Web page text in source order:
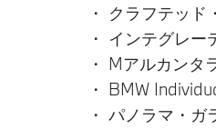
・ クラフテッ
・ インテグレ
・ Mアルカンタ
・ BMW
・ パノラマ・ガ